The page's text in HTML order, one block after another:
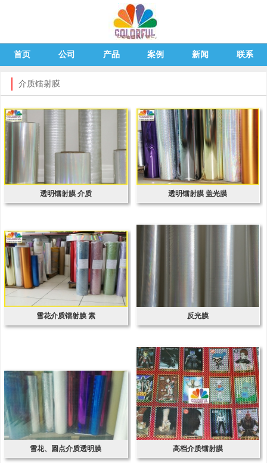
首页 公司 产品 案例 新闻 联系
介质镭射膜
透明镭射膜 介质 透明镭射膜 盖光膜
雪花介质镭射膜 素 反光膜
雪花、圆点介质透明膜 高档介质镭射膜